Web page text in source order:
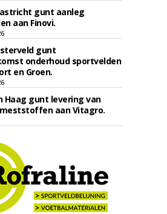
gunt aanleg
aan Finovi.
gunt
onderhoud sportvelden
en Groen.
Haag gunt levering van
aan Vitagro.